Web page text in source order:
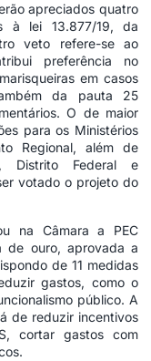
apreciados quatro
à lei 13.877/19, da
veto refere-se ao
preferência no
em casos
da pauta 25
O de maior
para os Ministérios
Regional, além de
Distrito Federal e
votado o projeto do
na Câmara a PEC
de ouro, aprovada a
de 11 medidas
gastos, como o
público. A
de reduzir incentivos
cortar gastos com